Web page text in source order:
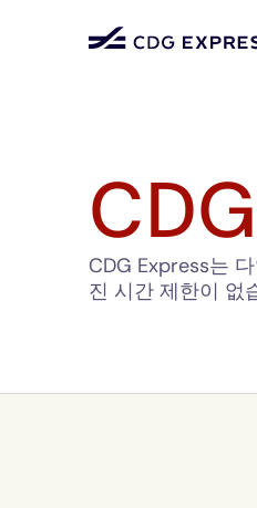
CDG Express는
진 시간 제한이 없